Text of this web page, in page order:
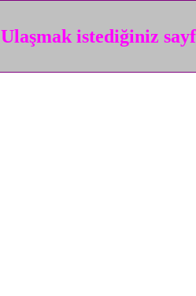
Ulaşmak istediğiniz